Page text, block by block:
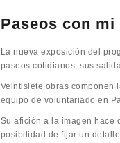
Paseos con mi
La nueva exposición del
paseos cotidianos, sus
Veintisiete obras componen
equipo de voluntariado en
Su afición a la imagen hace
posibilidad de fijar un